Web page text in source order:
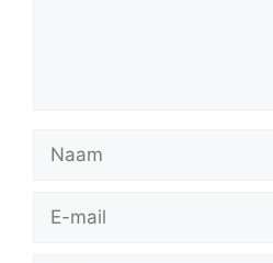
Naam